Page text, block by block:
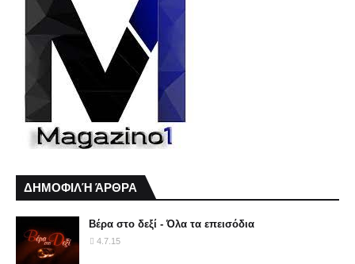
ΔΗΜΟΦΙΛΉ ΆΡΘΡΑ
Βέρα στο δεξί - Όλα τα επεισόδια
4.7.15